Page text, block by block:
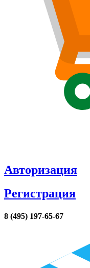
Авторизация
Регистрация
8 (495) 197-65-67